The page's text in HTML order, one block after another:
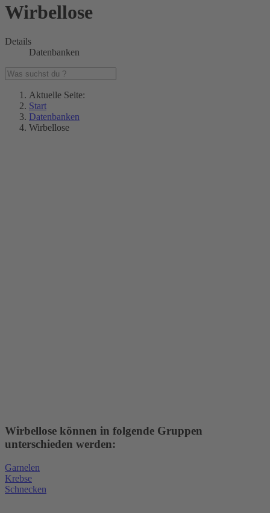
Wirbellose
Details
Datenbanken
Aktuelle Seite:
Start
Datenbanken
Wirbellose
Wirbellose können in folgende Gruppen
unterschieden werden:
Garnelen
Krebse
Schnecken